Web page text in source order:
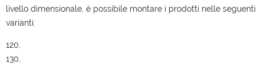
livello dimensionale, è possibile montare i prodotti nelle seguenti
varianti:
120,
130,